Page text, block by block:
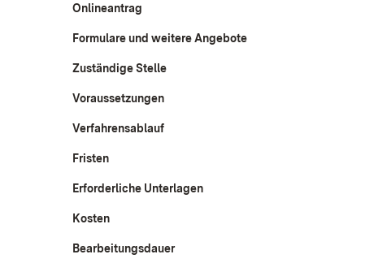
Onlineantrag
Formulare und weitere Angebote
Zuständige Stelle
Voraussetzungen
Verfahrensablauf
Fristen
Erforderliche Unterlagen
Kosten
Bearbeitungsdauer